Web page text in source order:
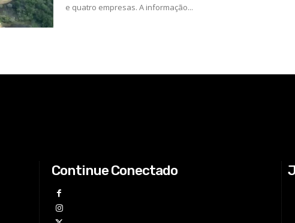
e quatro empresas. A informação...
Continue Conectado